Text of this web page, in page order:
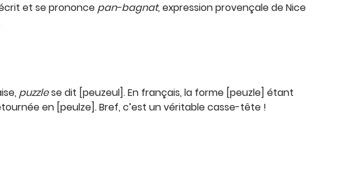
et se prononce pan-bagnat, expression provençale de Nice
puzzlese dit [peuzeul]. En français, la forme [peuzle] étant
en [peulze]. Bref, c’est un véritable casse-tête !